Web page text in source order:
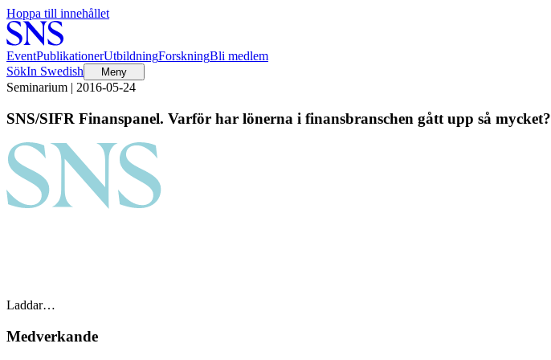
Hoppa till innehållet
EventPublikationerUtbildningForskningBli medlem
SökIn Swedish Meny
Seminarium | 2016-05-24
SNS/SIFR Finanspanel. Varför har lönerna i finansbranschen gått upp så mycket?
Laddar…
Medverkande